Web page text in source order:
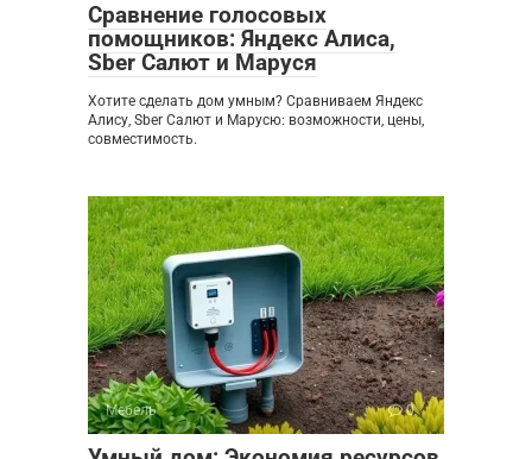
Сравнение голосовых
помощников: Яндекс Алиса,
Sber Салют и Маруся
Хотите сделать дом умным? Сравниваем Яндекс
Алису, Sber Салют и Марусю: возможности, цены,
совместимость.
Мебель 0